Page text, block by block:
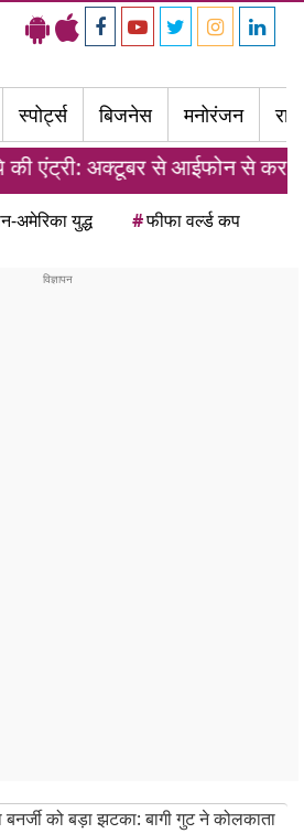
स्पोर्ट्स बिजनेस मनोरंजन
से आईफोन से कर सकेंगे क्रेडिट
अमेरिका युद्ध #फीफा वर्ल्ड कप
बनर्जी को बड़ा झटका: बागी गुट ने कोलकाता